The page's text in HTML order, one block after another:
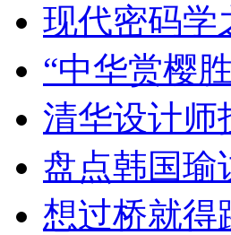
现代密码
“中华赏樱
清华设计师
盘点韩国瑜
想过桥就得